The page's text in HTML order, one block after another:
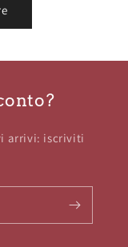
arrivi: iscriviti